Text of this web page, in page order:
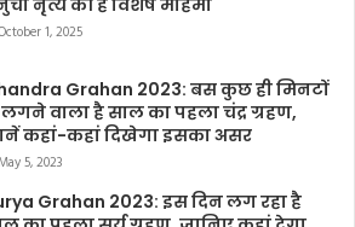
1, 2025
Grahan 2023: बस कुछ ही मिनटों
वाला है साल का पहला चंद्र ग्रहण,
कहां-कहां दिखेगा इसका असर
5, 2023
Grahan 2023: इस दिन लग रहा है